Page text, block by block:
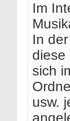
Im
In
diese
sich
usw.